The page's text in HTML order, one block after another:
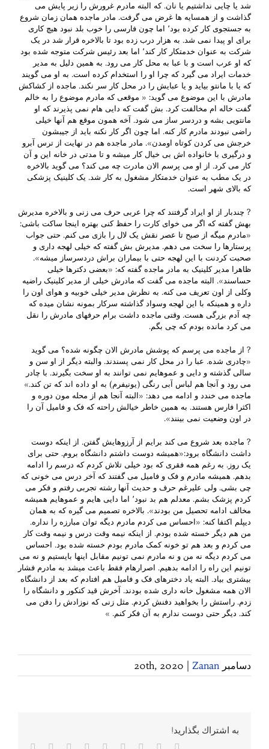
شد یا چایی نداشتیم یا نان. که البته مادرم غرورش را زیر پایش می
گذاشت و از همسایه ها غرض می گرفت. مادر ماجده همان زمان شروع
به جستجوی کار کرده بود٬ اما چون فارسی را خوب بلد نبود هیچ کاری
برای او پیدا نمی شد. به هزار درب زده بود تا بالاخره قرار شد در یک
شرکت به عنوان خدمتکار کار کند٬ اما بعد رئیس شرکت متوجه شده بود
که او عرب است و با عبا به محل کار می رود. به همین دلیل به مدیر
خدمات ایراد می گیرد که چرا او را استخدام کرده است. به او می گویند
که یا با مانتو بیاید و یا عبایش را در محل کار سر نکند. ماجده از کشاکش
مادرش با این موضوع می گوید: « موقعی که مادرم موضوع را به خالم
گفت خاله ام مخالفت کرد. بش گفت که دایی هام نمی پذیرند که او
مانتویی بشه و دردسر ساز می شود. آخه همون موقع هم آنها خیلی
راضی نبودند مادرم کار کنه. اما چون اگر کار نکنه باید از جیبشون
خرجش می کردن کوتاه اومدن». مادر ماجده هم در نهایت از ترس آبرو
و درگیری با خانواده اش بی خیال کار میشه و تا مدتی در خانه این و آن
کار می کرد. از او می پرسم الان مادرت چه می کند؟ می گوید بالاخره
در یک مطب به عنوان خدمتکار مشغول به کار شد. یک کلینیک پزشکی
که بالای شهر است.
? چندبار از او ایراد گرفتند که چرا عربی حرف می زنی و بالاخره مدیرش
بهش گفته که اگر می خوای کارت را حفظ کنی بهتره اینجا ساکت باشی:
«مادرم میگه از صبح تا عصر نقش یک لال را بازی می کنم. حتی جواب
پرستارها را سخت می دهم. مدیرش بش گفته که خیلی لهجه داری و
صحبت کردنت با این لهجه حتی با بیماران براش دردسرساز میشه».
ظاهرا مدیر کلینیک به مادر ماجده گفته که: «بعضی دکترها خیلی
حساسند». البته ماجده می گفت که مادرش خیلی از مدیر کلینیک راضیه
وکلی از اون تعریف می کنه. به نظرش مدیر خیلی خوبیه و هوای اون را
داره و همینکه با این لهجه وسواد گذاشته سرکار بمونه نشان میده که
چه آدم بزرگی هست. وقتی ماجده داشت برام حرفهای مادرش را نقل
می کرد مانده بودم که چی بگم.
? از ماجده می پرسم که پوشش مادرش الان چگونه شده؟ می گوید
«چادری شده. عبا را در محل کار نمی پسندند. والبته دیگر از او سن و
سالی گذشته و دایی و عموهایم نمی توانند به او سخت بگیرند. با چادر
می رود و آنجا هم لباس آبی رنگی (یونیفرم) به او داده اند که تن کند.»
ماجده می خندد و ادامه می دهد: «البته آنجا هم از محله مون دوره و
اکثرا فارس هستند. به همین خاطر خیالش راحته که فک و فامیل آن را
در اون وضعیت نمی بینند».
? ماجده بعد شروع می کند برایم از آرزوهایش گفتن. از اینکه دوست
داشت دانشگاه برود:«همیشه دوست داشتم دانشگاه بروم. حتی برای
یک روز. به رغم همه فقری که بود خیلی تلاش کردم که درسم را ادامه
بدهم. همیشه مادرم و فک و فامیل می گفتند که آخر درس می خونی که
چی بشی. ولی علیرغم حرف و حدیث آنها رشته تجربی رفتم و فکر می
کردم پزشک بشم. معدلم هم بد نبود٬ اما دایی هایم و عموهایم همیشه
مخالف ادامه تحصیل من بودند». بالاخره تصمیم می گیره که به همان
دیپلم اکتفا کنه: «احساس می کردم مادرم دیگه توان مبارزه را نداره.
من هم دیگر خسته شده بودم. از اینکه نیمه وقت درس و نیمه وقت کار
می کردم و بعد هم تو خونه کمک مادرم بودم خسته شده بود. احساس
می کردم دیگه نه من و نه مادرم نمی تونیم مقابل اینها بایستیم و نه می
تونیم این راه را ادامه بدهیم. اصرارهام فقط باعث میشد به مادرم فشار
بیشتری بیاد. البته یاد دخترهای فک و فامیل هم افتادم که بعد از دانشگاه
الان همه مشغول خانه داری شده بودند. آخرش قید کنکور و دانشگاه را
زدم. راستش را بخواهید دفنش کردم. مثل زنی که نوزادش را دفن می
کند. دیگر حتی دوست ندارم به آن فکر کنم. »
دسامبر 20th, 2020 Zanan
به اشتراك بگذاريد!
Facebook
Twitter
Reddit
LinkedIn
WhatsApp
Tumblr
Pinterest